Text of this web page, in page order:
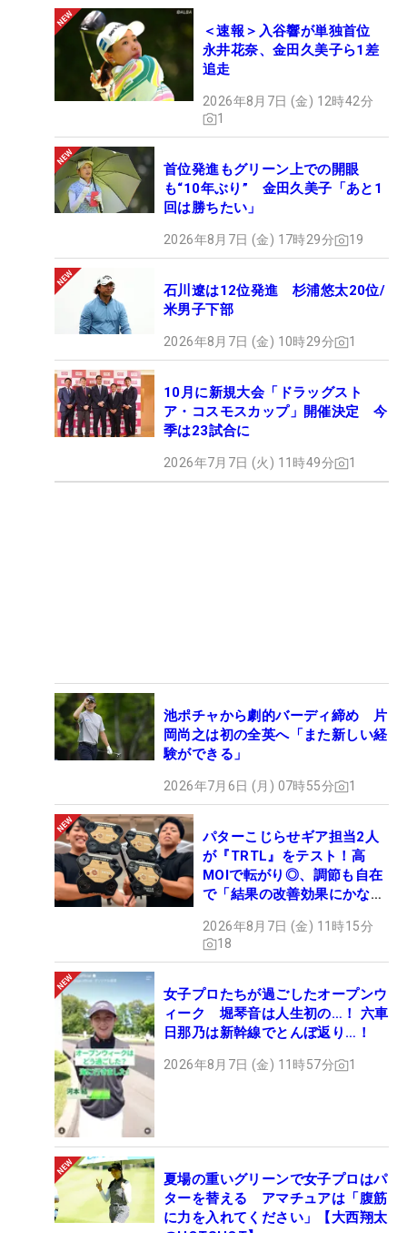
＜速報＞入谷響が単独首位
永井花奈、金田久美子ら1差
追走
2026年8月7日 (金) 12時42分
1
首位発進もグリーン上での開眼
も“10年ぶり” 金田久美子「あと1
回は勝ちたい」
2026年8月7日 (金) 17時29分 19
石川遼は12位発進 杉浦悠太20位/
米男子下部
2026年8月7日 (金) 10時29分 1
10月に新規大会「ドラッグスト
ア・コスモスカップ」開催決定 今
季は23試合に
2026年7月7日 (火) 11時49分 1
池ポチャから劇的バーディ締め 片
岡尚之は初の全英へ「また新しい経
験ができる」
2026年7月6日 (月) 07時55分 1
パターこじらせギア担当2人
が『TRTL』をテスト！高
MOIで転がり◎、調節も自在
で「結果の改善効果にかなり
2026年8月7日 (金) 11時15分
18
女子プロたちが過ごしたオープンウ
ィーク 堀琴音は人生初の…！ 六車
日那乃は新幹線でとんぼ返り…！
2026年8月7日 (金) 11時57分 1
夏場の重いグリーンで女子プロはパ
ターを替える アマチュアは「腹筋
に力を入れてください」【大西翔太